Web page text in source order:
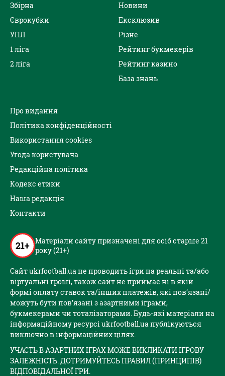
Збірна
Єврокубки
УПЛ
1 ліга
2 ліга
Новини
Ексклюзив
Різне
Рейтинг букмекерів
Рейтинг казино
База знань
Про видання
Політика конфіденційності
Використання cookies
Угода користувача
Редакційна політика
Кодекс етики
Наша редакція
Контакти
21+ Матеріали сайту призначені для осіб старше 21
року (21+)
Сайт ukrfootball.ua не проводить ігри на реальні та/або
віртуальні гроші, також сайт не приймає ні в якій
формі оплату ставок та/інших платежів, які пов’язані/
можуть бути пов’язані з азартними іграми,
букмекерами чи тоталізаторами. Будь-які матеріали на
інформаційному ресурсі ukrfootball.ua публікуються
виключно в інформаційних цілях.
УЧАСТЬ В АЗАРТНИХ ІГРАХ МОЖЕ ВИКЛИКАТИ ІГРОВУ
ЗАЛЕЖНІСТЬ. ДОТРИМУЙТЕСЬ ПРАВИЛ (ПРИНЦИПІВ)
ВІДПОВІДАЛЬНОЇ ГРИ.